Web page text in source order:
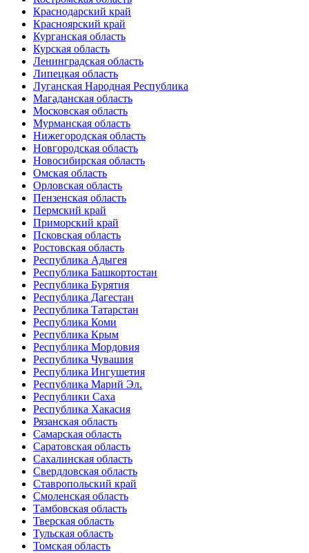
Краснодарский край
Красноярский край
Курганская область
Курская область
Ленинградская область
Липецкая область
Луганская Народная Республика
Магаданская область
Московская область
Мурманская область
Нижегородская область
Новгородская область
Новосибирская область
Омская область
Орловская область
Пензенская область
Пермский край
Приморский край
Псковская область
Ростовская область
Республика Адыгея
Республика Башкортостан
Республика Бурятия
Республика Дагестан
Республика Татарстан
Республика Коми
Республика Крым
Республика Мордовия
Республика Чувашия
Республика Ингушетия
Республика Марий Эл.
Республики Саха
Республика Хакасия
Рязанская область
Самарская область
Саратовская область
Сахалинская область
Свердловская область
Ставропольский край
Смоленская область
Тамбовская область
Тверская область
Тульская область
Томская область